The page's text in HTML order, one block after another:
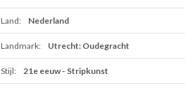
Land: Nederland
Landmark: Utrecht: Oudegracht
Stijl: 21e eeuw - Stripkunst